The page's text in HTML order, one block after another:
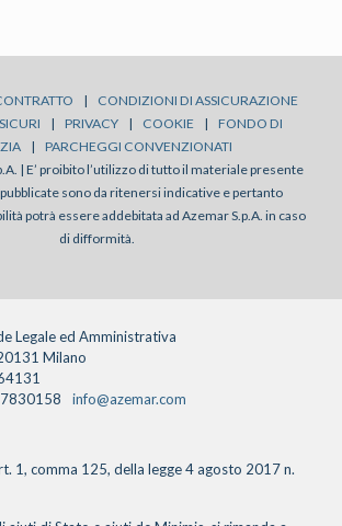
|
CONDIZIONI DI ASSICURAZIONE
| PRIVACY | COOKIE |
FONDO DI
|
PARCHEGGI CONVENZIONATI
| E’ proibito l’utilizzo di tutto il materiale presente
sono da ritenersi indicative e pertanto
potrà essere addebitata ad Azemar S.p.A. in caso
di difformità.
Legale ed Amministrativa
Milano
info@azemar.com
1, comma 125, della legge 4 agosto 2017 n.